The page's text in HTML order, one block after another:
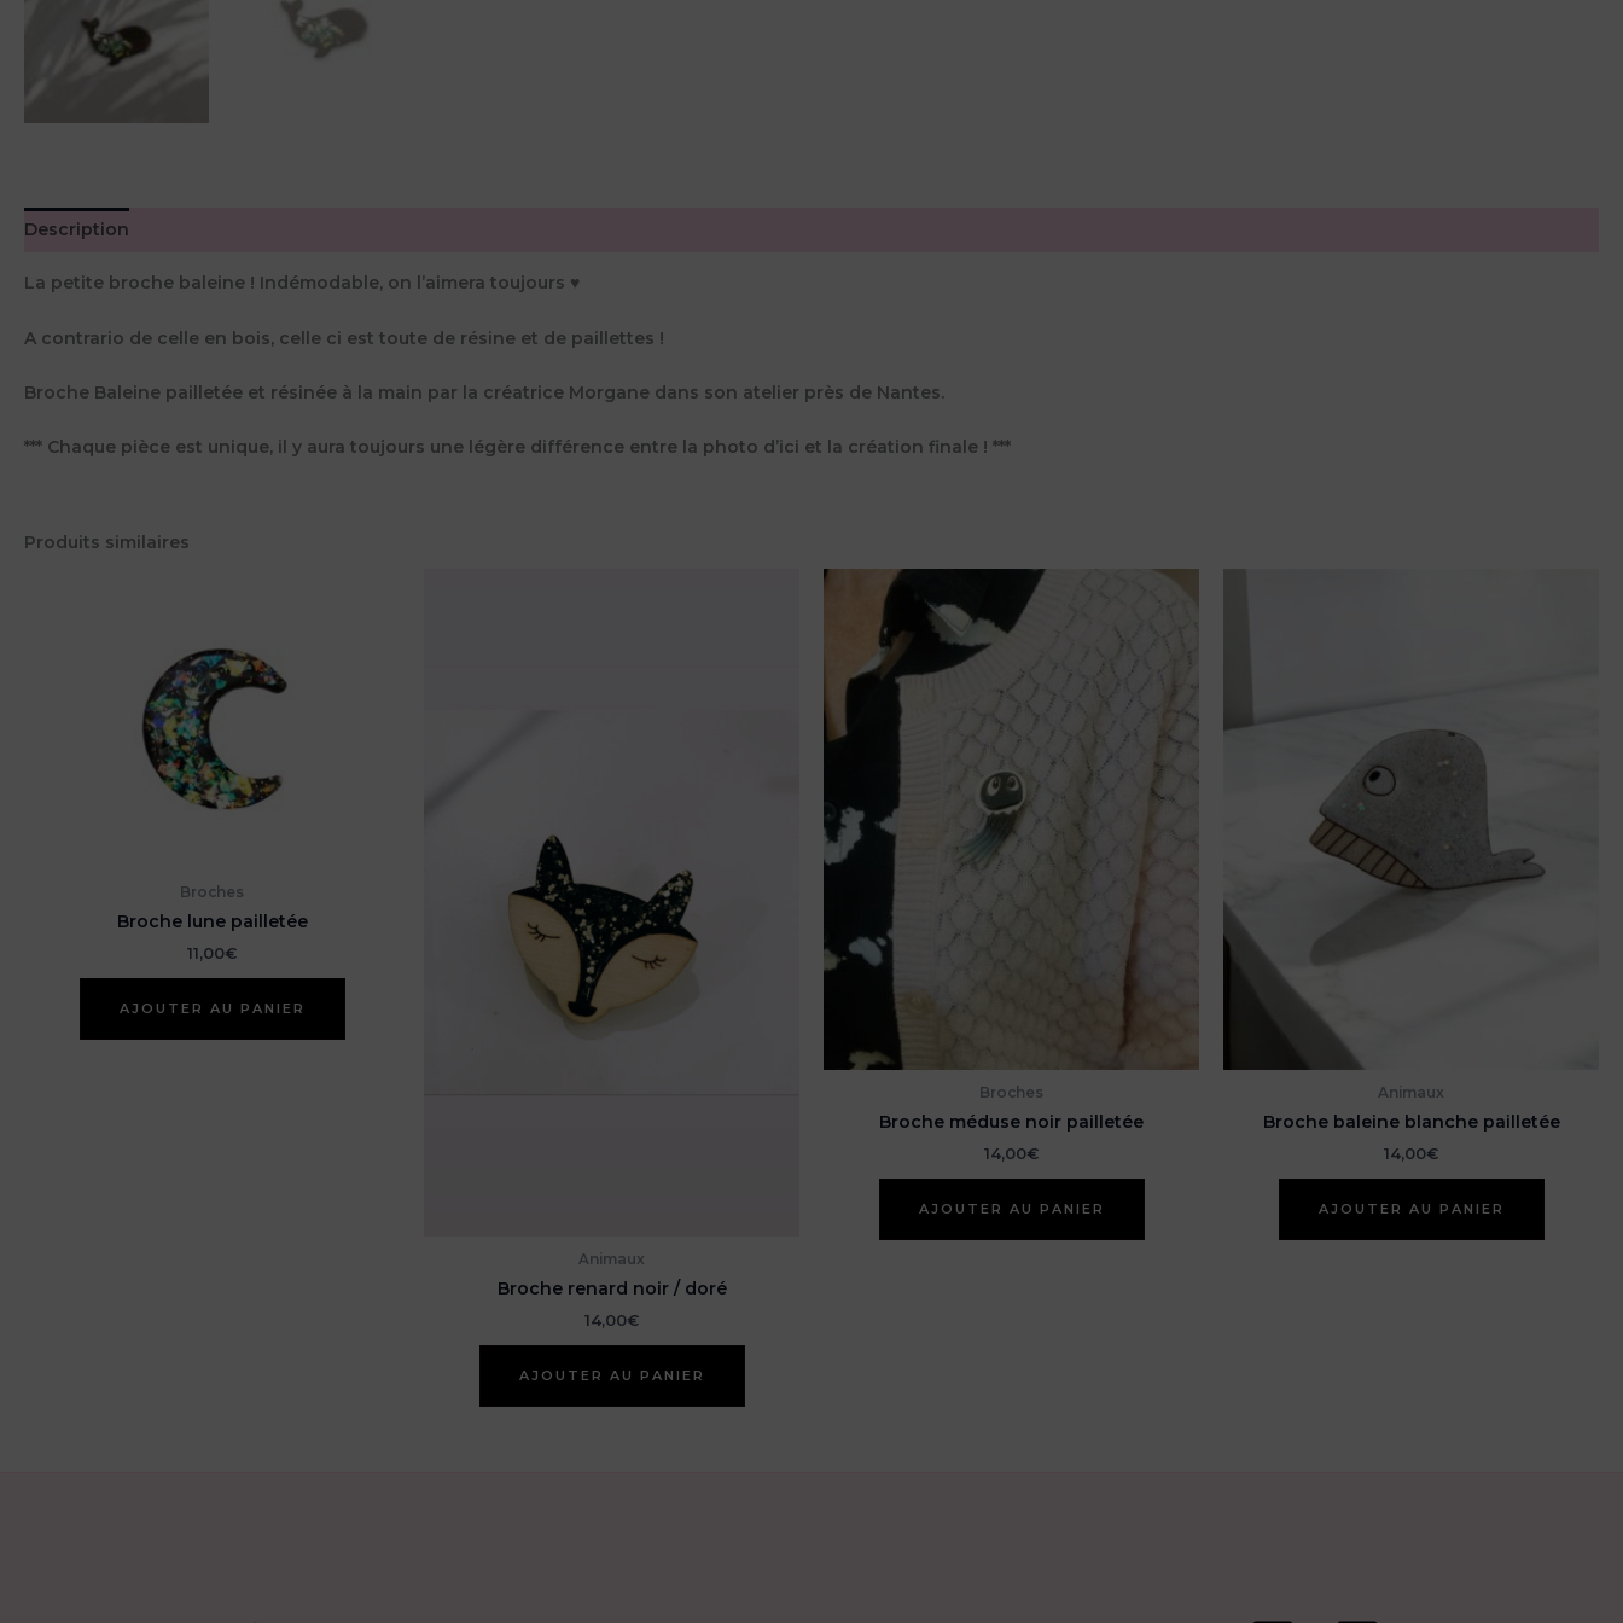
Description
La petite broche baleine ! Indémodable, on l’aimera toujours ♥️
A contrario de celle en bois, celle ci est toute de résine et de paillettes !
Broche Baleine pailletée et résinée à la main par la créatrice Morgane dans son atelier près de Nantes.
*** Chaque pièce est unique, il y aura toujours une légère différence entre la photo d’ici et la création finale ! ***
Produits similaires
Broches
Broche lune pailletée
11,00€
AJOUTER AU PANIER
Animaux
Broche renard noir / doré
14,00€
AJOUTER AU PANIER
Broches
Broche méduse noir pailletée
14,00€
AJOUTER AU PANIER
Animaux
Broche baleine blanche pailletée
14,00€
AJOUTER AU PANIER